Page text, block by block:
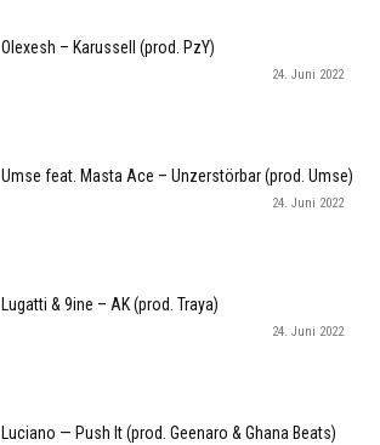
Olexesh – Karussell (prod. PzY)
24. Juni 2022
Umse feat. Masta Ace – Unzerstörbar (prod. Umse)
24. Juni 2022
Lugatti & 9ine – AK (prod. Traya)
24. Juni 2022
Luciano — Push It (prod. Geenaro & Ghana Beats)